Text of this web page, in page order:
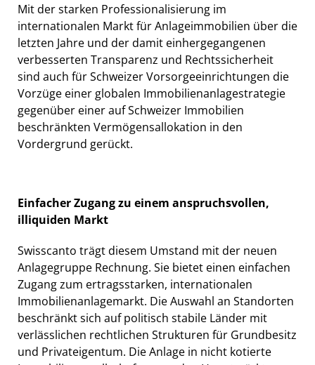
Mit der starken Professionalisierung im
internationalen Markt für Anlageimmobilien über die
letzten Jahre und der damit einhergegangenen
verbesserten Transparenz und Rechtssicherheit
sind auch für Schweizer Vorsorgeeinrichtungen die
Vorzüge einer globalen Immobilienanlagestrategie
gegenüber einer auf Schweizer Immobilien
beschränkten Vermögensallokation in den
Vordergrund gerückt.
Einfacher Zugang zu einem anspruchsvollen,
illiquiden Markt
Swisscanto trägt diesem Umstand mit der neuen
Anlagegruppe Rechnung. Sie bietet einen einfachen
Zugang zum ertragsstarken, internationalen
Immobilienanlagemarkt. Die Auswahl an Standorten
beschränkt sich auf politisch stabile Länder mit
verlässlichen rechtlichen Strukturen für Grundbesitz
und Privateigentum. Die Anlage in nicht kotierte